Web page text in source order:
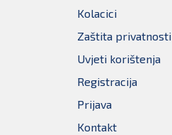
Kolacici
Zaštita privatnosti
Uvjeti korištenja
Registracija
Prijava
Kontakt